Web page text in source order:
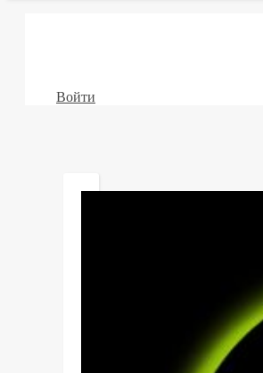
Войти